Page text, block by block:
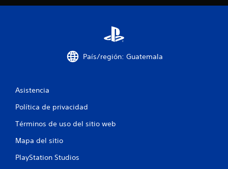
País/región: Guatemala
Asistencia
Política de privacidad
Términos de uso del sitio web
Mapa del sitio
PlayStation Studios